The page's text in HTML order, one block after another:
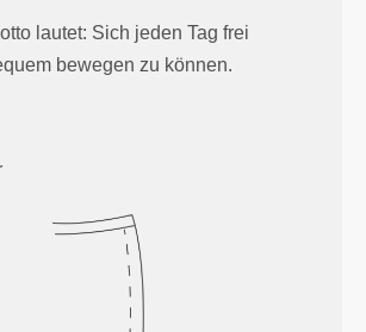
lautet: Sich jeden Tag frei
bewegen zu können.